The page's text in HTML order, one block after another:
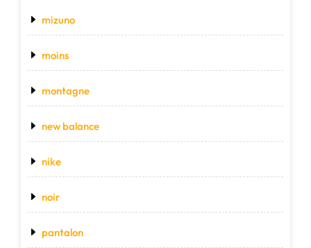
mizuno
moins
montagne
new balance
nike
noir
pantalon